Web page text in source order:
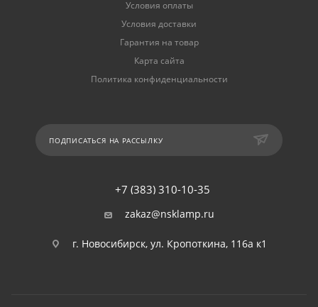
Условия оплаты
Условия доставки
Гарантия на товар
Карта сайта
Политика конфиденциальности
ПОДПИСАТЬСЯ НА РАССЫЛКУ
+7 (383) 310-10-35
zakaz@nsklamp.ru
г. Новосибирск, ул. Кропоткина, 116а к1